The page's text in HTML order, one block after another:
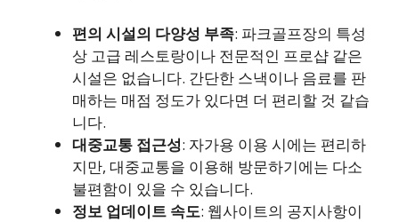
편의 시설의 다양성 부족: 파크골프장의 특성
상 고급 레스토랑이나 전문적인 프로샵 같은
시설은 없습니다. 간단한 스낵이나 음료를 판
매하는 매점 정도가 있다면 더 편리할 것 같습
니다.
대중교통 접근성: 자가용 이용 시에는 편리하
지만, 대중교통을 이용해 방문하기에는 다소
불편함이 있을 수 있습니다.
정보 업데이트 속도: 웹사이트의 공지사항이